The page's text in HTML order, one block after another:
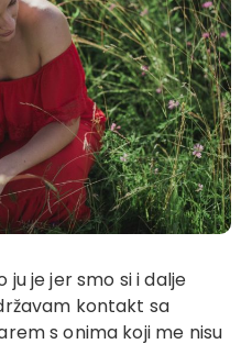
ju je jer smo si i dalje
kontakt sa
s onima koji me nisu